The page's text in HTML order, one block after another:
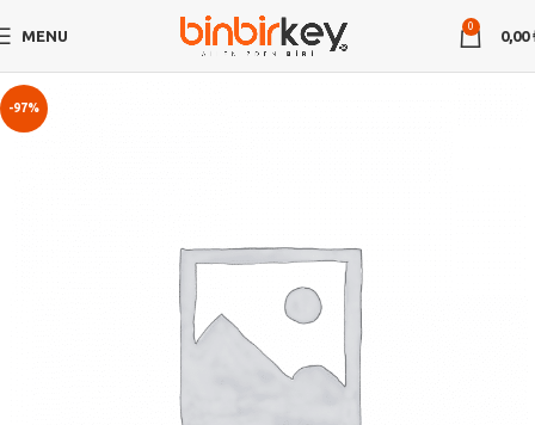
MENU
0
0,00
-97%